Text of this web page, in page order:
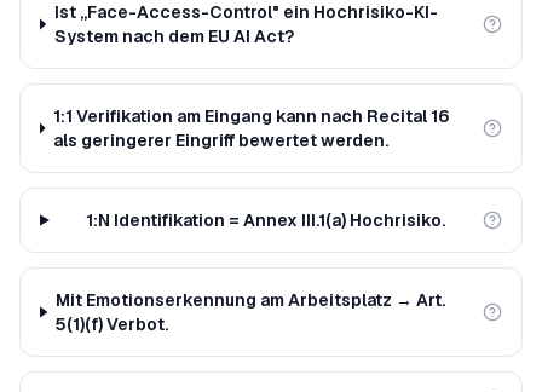
Ist „Face-Access-Control" ein Hochrisiko-KI-
System nach dem EU AI Act?
1:1 Verifikation am Eingang kann nach Recital 16
als geringerer Eingriff bewertet werden.
1:N Identifikation = Annex III.1(a) Hochrisiko.
Mit Emotionserkennung am Arbeitsplatz → Art.
5(1)(f) Verbot.